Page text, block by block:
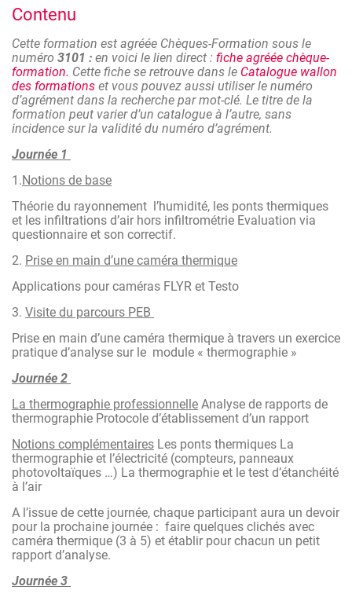
d’analyse.
La formation est axée sur trois objectifs principaux :
- Compréhension de la technologie : une formation permet
de comprendre le fonctionnement de la caméra thermique,
y compris ses principes de base, les différentes
fonctionnalités et les limites de l'appareil.
- Utilisation correcte : apprendre à utiliser correctement la
caméra thermique garantit
des mesures précises et fiables. Cela inclut la manipulation
de l'appareil, le choix des
paramètres appropriés et la prise en compte des conditions
environnementales.
- Interprétation des données : la formation permet
d'apprendre à interpréter les images
thermiques capturées par la caméra. Savoir distinguer les
variations de température et
comprendre ce qu'elles représentent est essentiel pour tirer
des conclusions précises.
Contenu
Cette formation est agréée Chèques-Formation sous le
numéro 3101 : en voici le lien direct : fiche agréée chèque-
formation. Cette fiche se retrouve dans le Catalogue wallon
des formations et vous pouvez aussi utiliser le numéro
d’agrément dans la recherche par mot-clé. Le titre de la
formation peut varier d’un catalogue à l’autre, sans
incidence sur la validité du numéro d’agrément.
Journée 1
1.Notions de base
Théorie du rayonnement l’humidité, les ponts thermiques
et les infiltrations d’air hors infiltrométrie Evaluation via
questionnaire et son correctif.
2. Prise en main d’une caméra thermique
Applications pour caméras FLYR et Testo
3. Visite du parcours PEB
Prise en main d’une caméra thermique à travers un exercice
pratique d’analyse sur le module « thermographie »
Journée 2
La thermographie professionnelle Analyse de rapports de
thermographie Protocole d’établissement d’un rapport
Notions complémentaires Les ponts thermiques La
thermographie et l’électricité (compteurs, panneaux
photovoltaïques …) La thermographie et le test d’étanchéité
à l’air
A l’issue de cette journée, chaque participant aura un devoir
pour la prochaine journée : faire quelques clichés avec
caméra thermique (3 à 5) et établir pour chacun un petit
rapport d’analyse.
Journée 3